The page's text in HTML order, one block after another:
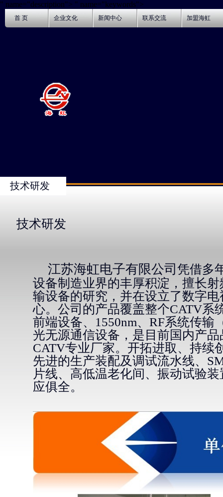
" name="description"> " name="keywords">
首 页 企业文化 新闻中心 联系交流 加盟海虹
技术研发
技术研发
江苏海虹电子有限公司 凭借多
设备制造业界的丰厚积淀，擅长
输设备的研究，并在设立了数字
心。公司的产品覆盖整个CATV系
前端设备、1550nm、RF系统传输
光无源通信设备，是目前国内产
CATV专业厂家。开拓进取、持续
先进的生产装配及调试流水线、
片线、高低温老化间、振动试验
应俱全。